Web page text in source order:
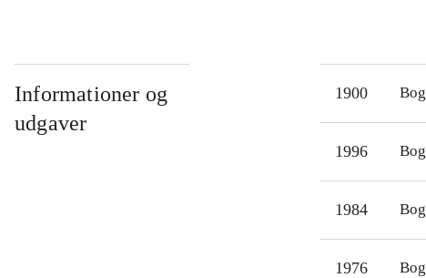
Informationer og
udgaver
1900 Bog
1996 Bog
1984 Bog
1976 Bog